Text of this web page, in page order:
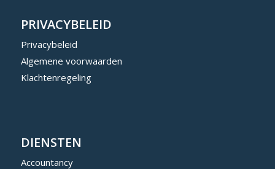
PRIVACYBELEID
Privacybeleid
Algemene voorwaarden
Klachtenregeling
DIENSTEN
Accountancy